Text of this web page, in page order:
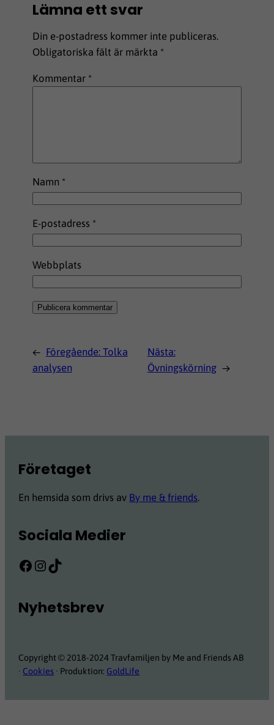
Lämna ett svar
Din e-postadress kommer inte publiceras.
Obligatoriska fält är märkta *
Kommentar *
Namn *
E-postadress *
Webbplats
← Föregående: Tolka
analysen
Nästa:
Övningskörning →
Företaget
En hemsida som drivs av By me & friends.
Sociala Medier
Facebook Instagram TikTok
Nyhetsbrev
Copyright © 2018-2024 Travfamiljen by Me and Friends AB
· Cookies · Produktion: GoldLife